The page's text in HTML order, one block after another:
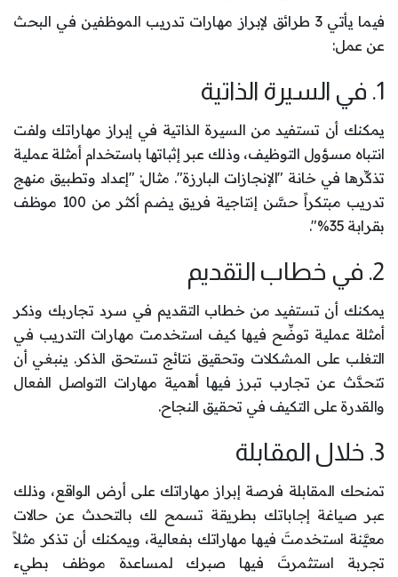
فيما يأتي 3 طرائق لإبراز مهارات تدريب الموظفين في البحث
عن عمل:
1. في السيرة الذاتية
يمكنك أن تستفيد من السيرة الذاتية في إبراز مهاراتك ولفت
انتباه مسؤول التوظيف، وذلك عبر إثباتها باستخدام أمثلة عملية
تذكِّرها في خانة "الإنجازات البارزة". مثال: "إعداد وتطبيق منهج
تدريب مبتكراً حسَّن إنتاجية فريق يضم أكثر من 100 موظف
بقرابة 35%".
2. في خطاب التقديم
يمكنك أن تستفيد من خطاب التقديم في سرد تجاربك وذكر
أمثلة عملية توضِّح فيها كيف استخدمت مهارات التدريب في
التغلب على المشكلات وتحقيق نتائج تستحق الذكر. ينبغي أن
تتحدَّث عن تجارب تبرز فيها أهمية مهارات التواصل الفعال
والقدرة على التكيف في تحقيق النجاح.
3. خلال المقابلة
تمنحك المقابلة فرصة إبراز مهاراتك على أرض الواقع، وذلك
عبر صياغة إجاباتك بطريقة تسمح لك بالتحدث عن حالات
معيَّنة استخدمتَ فيها مهاراتك بفعالية، ويمكنك أن تذكر مثلاً
تجربة استثمرتَ فيها صبرك لمساعدة موظف بطيء